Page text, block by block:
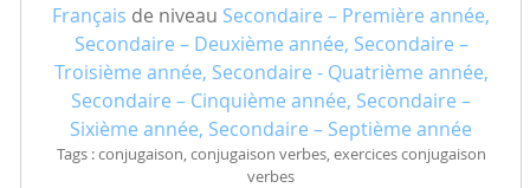
Français de niveau Secondaire – Première année,
Secondaire – Deuxième année, Secondaire –
Troisième année, Secondaire - Quatrième année,
Secondaire – Cinquième année, Secondaire –
Sixième année, Secondaire – Septième année
Tags : conjugaison, conjugaison verbes, exercices conjugaison
verbes